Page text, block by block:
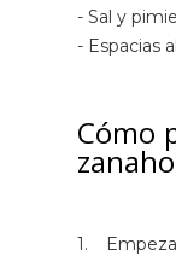
- Sal y
- Espacias
Cómo
1.